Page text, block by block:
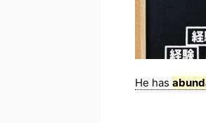
He has